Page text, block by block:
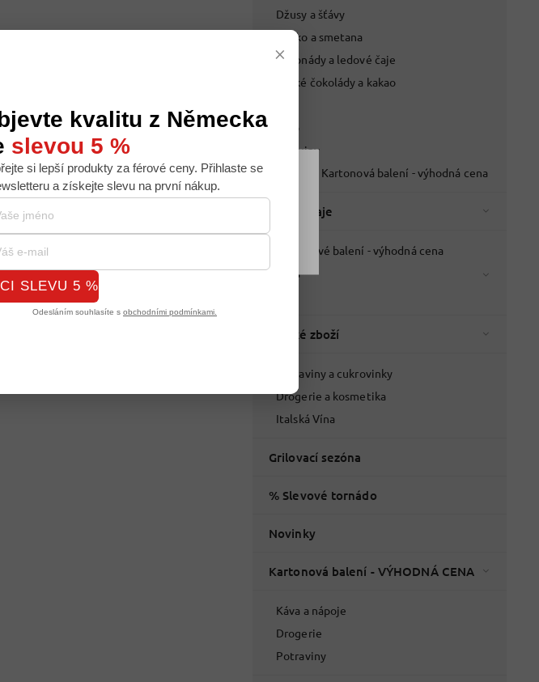
zvládli, používáme k
souhlasíte.
Souhlasím
Džusy a šťávy
Mléko a smetana
Limonády a ledové čaje
Horké čokolády a kakao
Víno
Lihoviny
Nápoje - Kartonová balení - výhodná cena
Káva a čaje
Kartonové balení - výhodná cena
Káva
Italské zboží
Potraviny a cukrovinky
Drogerie a kosmetika
Italská Vína
Grilovací sezóna
% Slevové tornádo
Novinky
Kartonová balení - VÝHODNÁ CENA
Káva a nápoje
Drogerie
Potraviny
×
kvalitu z Německa
slevou 5 %
si lepší produkty za férové ceny. Přihlaste se
a získejte slevu na první nákup.
SLEVU 5 %
Odesláním souhlasíte s obchodními podmínkami.